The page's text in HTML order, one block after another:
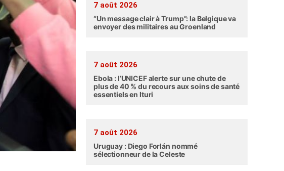
7 août 2026
“Un message clair à Trump”: la Belgique va
envoyer des militaires au Groenland
7 août 2026
Ebola : l’UNICEF alerte sur une chute de
plus de 40 % du recours aux soins de santé
essentiels en Ituri
7 août 2026
Uruguay : Diego Forlán nommé
sélectionneur de la Celeste